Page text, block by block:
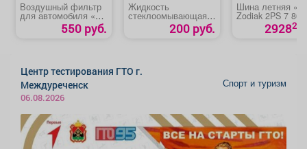
Воздушный фильтр
для автомобиля «Kia
Sorento» 550 руб.
Жидкость
стеклоомывающая
зимняя «Антилёд»
200 руб.
Шина летняя
Zodiak 2PS 7
292820
Центр тестирования ГТО г.
Междуреченск
06.08.2026
Спорт и туризм